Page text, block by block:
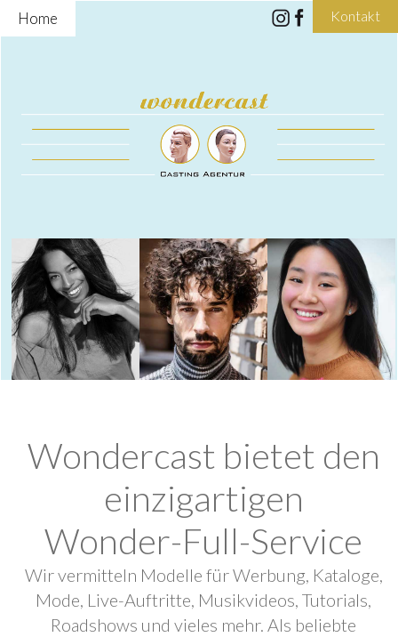
Home Kontakt
Wondercast bietet den
einzigartigen
Wonder-Full-Service
Wir vermitteln Modelle für Werbung, Kataloge,
Mode, Live-Auftritte, Musikvideos, Tutorials,
Roadshows und vieles mehr. Als beliebte